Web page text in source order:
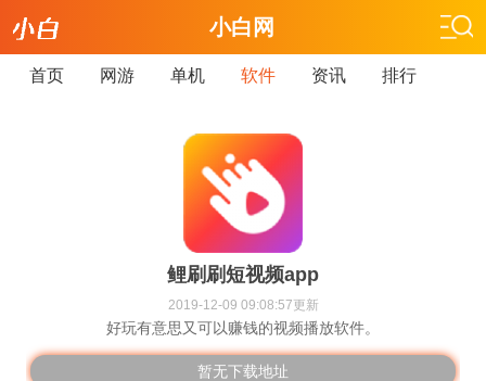
小白网
首页 网游 单机 软件 资讯 排行
鲤刷刷短视频app
2019-12-09 09:08:57更新
好玩有意思又可以赚钱的视频播放软件。
暂无下载地址